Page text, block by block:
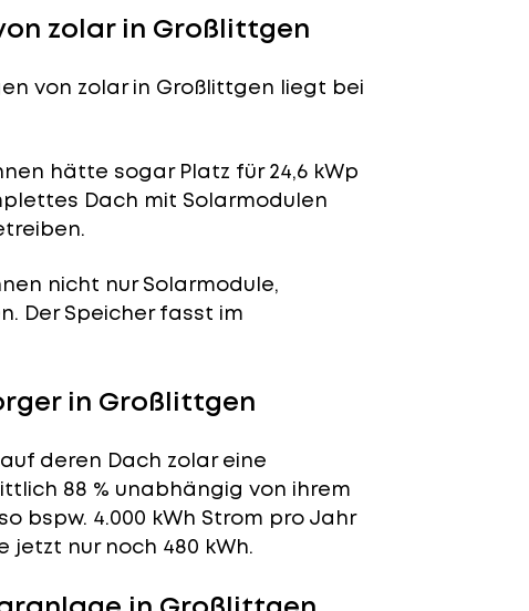
zolar in Großlittgen
von zolar in Großlittgen liegt bei
hätte sogar Platz für 24,6 kWp
Dach mit Solarmodulen
nicht nur Solarmodule,
Der Speicher fasst im
in Großlittgen
deren Dach zolar eine
88 % unabhängig von ihrem
bspw. 4.000 kWh Strom pro Jahr
jetzt nur noch 480 kWh.